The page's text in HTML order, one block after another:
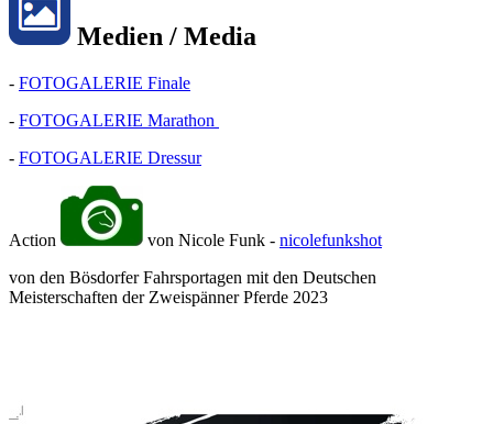
Medien / Media
- FOTOGALERIE Finale
- FOTOGALERIE Marathon
- FOTOGALERIE Dressur
Action von Nicole Funk - nicolefunkshot
von den Bösdorfer Fahrsportagen mit den Deutschen
Meisterschaften der Zweispänner Pferde 2023